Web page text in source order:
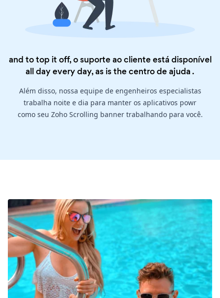
and to top it off, o suporte ao cliente está disponível
all day every day, as is thecentro de ajuda .
Além disso, nossa equipe de engenheiros especialistas
trabalha noite e dia para manter os aplicativos powr
como seu Zoho Scrolling banner trabalhando para você.